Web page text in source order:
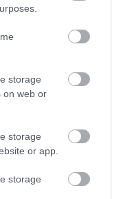
storage
on web or
storage
or app.
storagenyugdíjpénztárak
mint 12 ezren